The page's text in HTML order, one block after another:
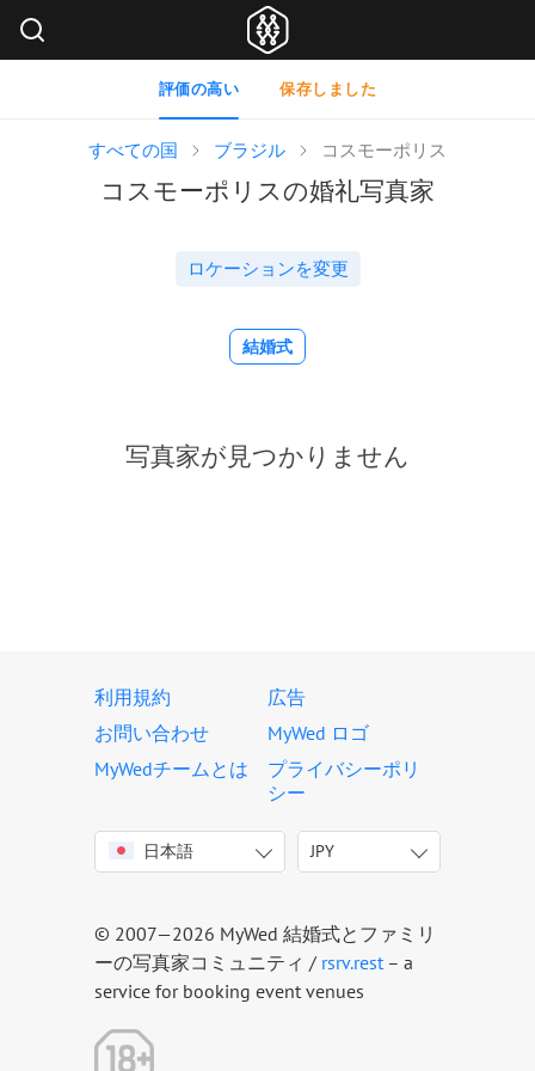
評価の高い 保存しました
すべての国 ブラジル コスモーポリス
コスモーポリスの婚礼写真家
ロケーションを変更
結婚式
写真家が見つかりません
利用規約
広告
お問い合わせ
MyWed ロゴ
MyWedチームとは
プライバシーポリ
シー
日本語
English
Français
Español
Русский
JPY
USD
JPY
© 2007—2026 MyWed 結婚式とファミリ
ーの写真家コミュニティ / rsrv.rest– a
service for booking event venues